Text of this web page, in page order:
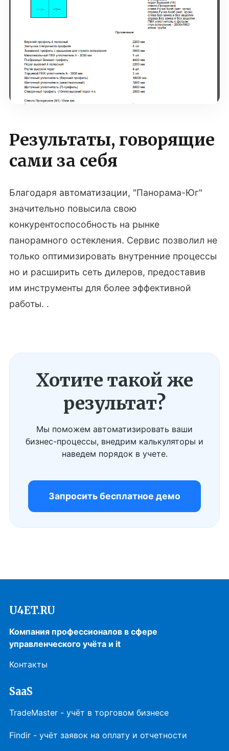
Результаты, говорящие
сами за себя
Благодаря автоматизации, "Панорама-Юг"
значительно повысила свою
конкурентоспособность на рынке
панорамного остекления. Сервис позволил не
только оптимизировать внутренние процессы
но и расширить сеть дилеров, предоставив
им инструменты для более эффективной
работы. .
Хотите такой же
результат?
Мы поможем автоматизировать ваши
бизнес-процессы, внедрим калькуляторы и
наведем порядок в учете.
Запросить бесплатное демо
U4ET.RU
Компания профессионалов в сфере
управленческого учёта и it
Контакты
SaaS
TradeMaster - учёт в торговом бизнесе
Findir - учёт заявок на оплату и отчетности